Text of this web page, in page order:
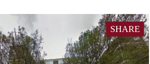
SHARE